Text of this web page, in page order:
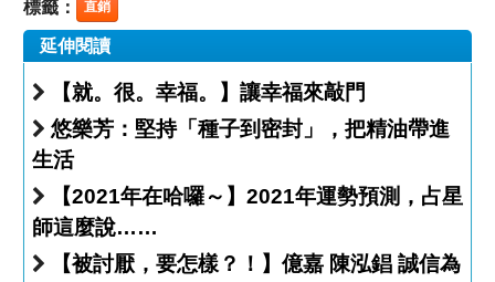
標籤： 直銷
延伸閱讀
【就。很。幸福。】讓幸福來敲門
悠樂芳：堅持「種子到密封」，把精油帶進
生活
【2021年在哈囉～】2021年運勢預測，占星
師這麼說……
【被討厭，要怎樣？！】億嘉 陳泓錩 誠信為